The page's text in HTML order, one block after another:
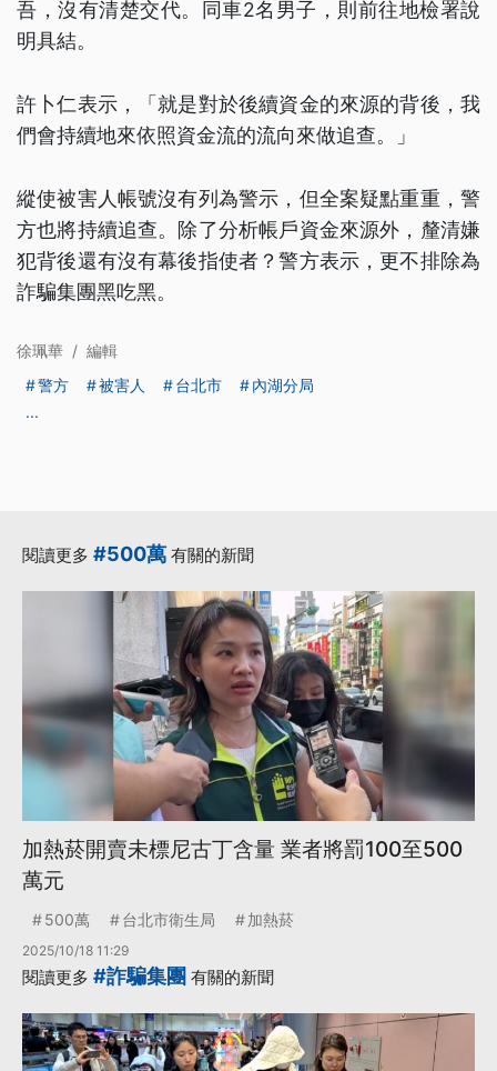
吾，沒有清楚交代。同車2名男子，則前往地檢署說
明具結。
許卜仁表示，「就是對於後續資金的來源的背後，我
們會持續地來依照資金流的流向來做追查。」
縱使被害人帳號沒有列為警示，但全案疑點重重，警
方也將持續追查。除了分析帳戶資金來源外，釐清嫌
犯背後還有沒有幕後指使者？警方表示，更不排除為
詐騙集團黑吃黑。
徐珮華 / 編輯
警方
被害人 台北市
內湖分局
...
閱讀更多 #500萬 有關的新聞
加熱菸開賣未標尼古丁含量 業者將罰100至500
萬元
500萬 台北市衛生局 加熱菸
2025/10/18 11:29
閱讀更多 #詐騙集團 有關的新聞